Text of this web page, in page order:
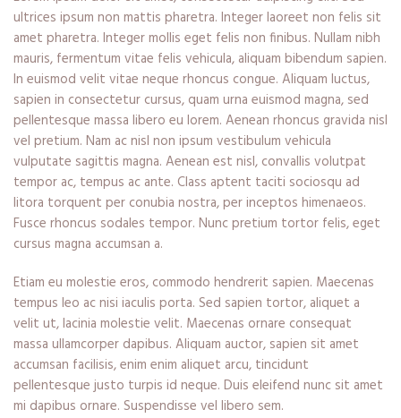
ultrices ipsum non mattis pharetra. Integer laoreet non felis sit
amet pharetra. Integer mollis eget felis non finibus. Nullam nibh
mauris, fermentum vitae felis vehicula, aliquam bibendum sapien.
In euismod velit vitae neque rhoncus congue. Aliquam luctus,
sapien in consectetur cursus, quam urna euismod magna, sed
pellentesque massa libero eu lorem. Aenean rhoncus gravida nisl
vel pretium. Nam ac nisl non ipsum vestibulum vehicula
vulputate sagittis magna. Aenean est nisl, convallis volutpat
tempor ac, tempus ac ante. Class aptent taciti sociosqu ad
litora torquent per conubia nostra, per inceptos himenaeos.
Fusce rhoncus sodales tempor. Nunc pretium tortor felis, eget
cursus magna accumsan a.
Etiam eu molestie eros, commodo hendrerit sapien. Maecenas
tempus leo ac nisi iaculis porta. Sed sapien tortor, aliquet a
velit ut, lacinia molestie velit. Maecenas ornare consequat
massa ullamcorper dapibus. Aliquam auctor, sapien sit amet
accumsan facilisis, enim enim aliquet arcu, tincidunt
pellentesque justo turpis id neque. Duis eleifend nunc sit amet
mi dapibus ornare. Suspendisse vel libero sem.